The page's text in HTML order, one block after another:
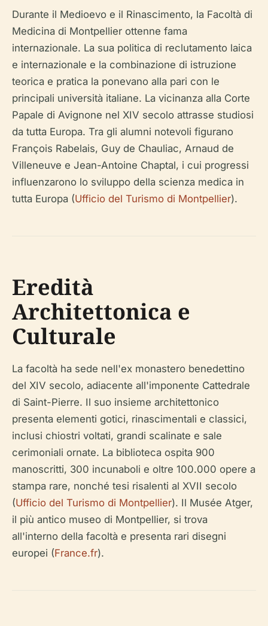
Durante il Medioevo e il Rinascimento, la Facoltà di
Medicina di Montpellier ottenne fama
internazionale. La sua politica di reclutamento laica
e internazionale e la combinazione di istruzione
teorica e pratica la ponevano alla pari con le
principali università italiane. La vicinanza alla Corte
Papale di Avignone nel XIV secolo attrasse studiosi
da tutta Europa. Tra gli alumni notevoli figurano
François Rabelais, Guy de Chauliac, Arnaud de
Villeneuve e Jean-Antoine Chaptal, i cui progressi
influenzarono lo sviluppo della scienza medica in
tutta Europa (Ufficio del Turismo di Montpellier).
Eredità
Architettonica e
Culturale
La facoltà ha sede nell'ex monastero benedettino
del XIV secolo, adiacente all'imponente Cattedrale
di Saint-Pierre. Il suo insieme architettonico
presenta elementi gotici, rinascimentali e classici,
inclusi chiostri voltati, grandi scalinate e sale
cerimoniali ornate. La biblioteca ospita 900
manoscritti, 300 incunaboli e oltre 100.000 opere a
stampa rare, nonché tesi risalenti al XVII secolo
(Ufficio del Turismo di Montpellier). Il Musée Atger,
il più antico museo di Montpellier, si trova
all'interno della facoltà e presenta rari disegni
europei (France.fr).